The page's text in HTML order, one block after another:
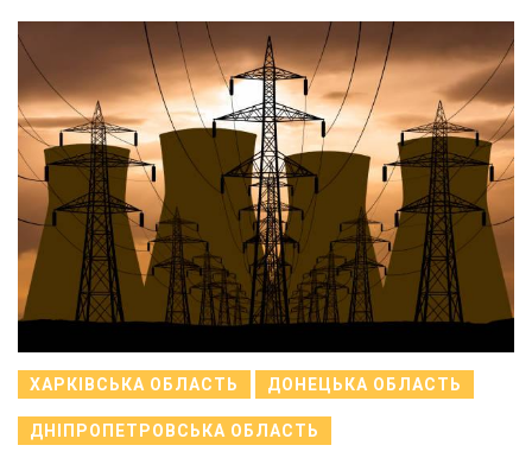
ХАРКІВСЬКА ОБЛАСТЬ ДОНЕЦЬКА ОБЛАСТЬ
ДНІПРОПЕТРОВСЬКА ОБЛАСТЬ